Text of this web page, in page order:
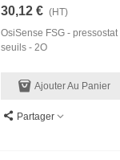
30,12 € (HT)
OsiSense FSG -
seuils - 2O
Ajouter Au Panier
Partager